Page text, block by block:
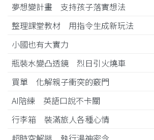
夢想變計畫 支持孩子落實想法
整理課堂教材 用指令生成新玩法
小國也有大實力
瓶裝水變凸透鏡 烈日引火燒車
買單 化解親子衝突的竅門
AI陪練 英語口說不卡關
行李箱 裝滿旅人各種心情